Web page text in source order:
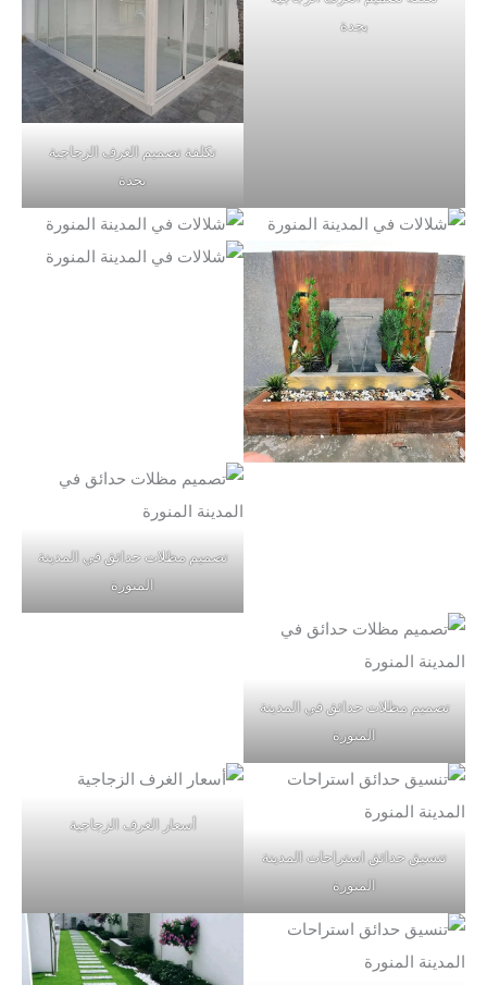
بجدة
تكلفة تصميم الغرف الزجاجية
بجدة
تصميم مظلات حدائق في المدينة
المنورة
تصميم مظلات حدائق في المدينة
المنورة
تنسيق حدائق استراحات المدينة
المنورة
أسعار الغرف الزجاجية